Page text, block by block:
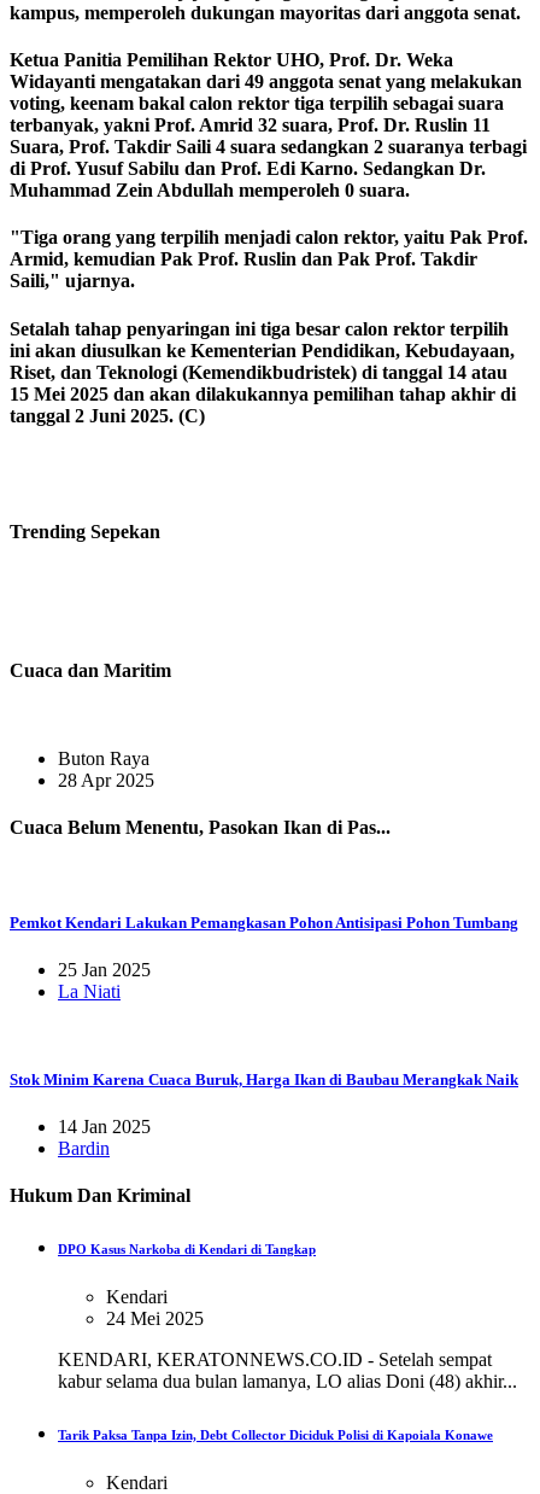
kampus, memperoleh dukungan mayoritas dari anggota senat.
Ketua Panitia Pemilihan Rektor UHO, Prof. Dr. Weka
Widayanti mengatakan dari 49 anggota senat yang melakukan
voting, keenam bakal calon rektor tiga terpilih sebagai suara
terbanyak, yakni Prof. Amrid 32 suara, Prof. Dr. Ruslin 11
Suara, Prof. Takdir Saili 4 suara sedangkan 2 suaranya terbagi
di Prof. Yusuf Sabilu dan Prof. Edi Karno. Sedangkan Dr.
Muhammad Zein Abdullah memperoleh 0 suara.
"Tiga orang yang terpilih menjadi calon rektor, yaitu Pak Prof.
Armid, kemudian Pak Prof. Ruslin dan Pak Prof. Takdir
Saili," ujarnya.
Setalah tahap penyaringan ini tiga besar calon rektor terpilih
ini akan diusulkan ke Kementerian Pendidikan, Kebudayaan,
Riset, dan Teknologi (Kemendikbudristek) di tanggal 14 atau
15 Mei 2025 dan akan dilakukannya pemilihan tahap akhir di
tanggal 2 Juni 2025. (C)
Trending Sepekan
Cuaca dan Maritim
Buton Raya
28 Apr 2025
Cuaca Belum Menentu, Pasokan Ikan di Pas...
Pemkot Kendari Lakukan Pemangkasan Pohon Antisipasi Pohon Tumbang
25 Jan 2025
La Niati
Stok Minim Karena Cuaca Buruk, Harga Ikan di Baubau Merangkak Naik
14 Jan 2025
Bardin
Hukum Dan Kriminal
DPO Kasus Narkoba di Kendari di Tangkap
Kendari
24 Mei 2025
KENDARI, KERATONNEWS.CO.ID - Setelah sempat
kabur selama dua bulan lamanya, LO alias Doni (48) akhir...
Tarik Paksa Tanpa Izin, Debt Collector Diciduk Polisi di Kapoiala Konawe
Kendari